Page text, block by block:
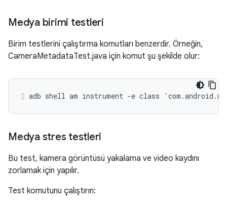
Medya birimi testleri
Birim testlerini çalıştırma komutları benzerdir. Örneğin,
CameraMetadataTest.java için komut şu şekilde olur:
Medya stres testleri
Bu test, kamera görüntüsü yakalama ve video kaydını
zorlamak için yapılır.
Test komutunu çalıştırın: